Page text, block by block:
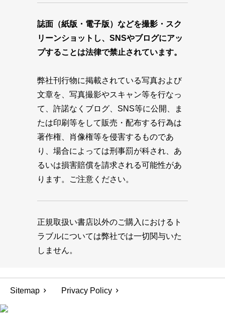
誌面（紙版・電子版）などを撮影・スク
リーンショットし、SNSやブログにアッ
プすることは法律で禁止されています。
弊社刊行物に掲載されている写真および
文章を、写真撮影やスキャン等を行なっ
て、許諾なくブログ、SNS等に公開、ま
たは印刷等をして販売・配布する行為は
著作権、肖像権等を侵害するものであ
り、場合によっては刑事罰が科され、あ
るいは損害賠償を請求される可能性があ
ります。ご注意ください。
正規取扱い書店以外のご購入におけるト
ラブルについては弊社では一切関与いた
しません。
Sitemap Privacy Policy